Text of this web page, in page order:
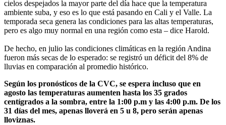
cielos despejados la mayor parte del día hace que la temperatura
ambiente suba, y eso es lo que está pasando en Cali y el Valle. La
temporada seca genera las condiciones para las altas temperaturas,
pero es algo muy normal en una región como esta – dice Harold.
De hecho, en julio las condiciones climáticas en la región Andina
fueron más secas de lo esperado: se registró un déficit del 8% de
lluvias en comparación al promedio histórico.
Según los pronósticos de la CVC, se espera incluso que en
agosto las temperaturas aumenten hasta los 35 grados
centígrados a la sombra, entre la 1:00 p.m y las 4:00 p.m. De los
31 días del mes, apenas lloverá en 5 u 8, pero serán apenas
lloviznas.